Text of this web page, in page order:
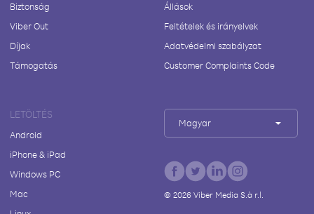
Biztonság
Viber Out
Díjak
Támogatás
Állások
Feltételek és irányelvek
Adatvédelmi szabályzat
Customer Complaints Code
LETÖLTÉS
Android
iPhone & iPad
Windows PC
Mac
Magyar
© 2026Viber Media S.à r.l.